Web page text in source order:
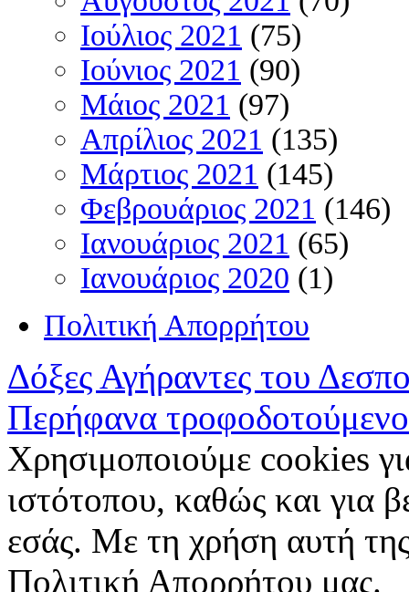
Ιούλιος 2021 (75)
Ιούνιος 2021 (90)
Μάιος 2021 (97)
Απρίλιος 2021 (135)
Μάρτιος 2021 (145)
Φεβρουάριος 2021 (146)
Ιανουάριος 2021 (65)
Ιανουάριος 2020 (1)
Πολιτική Απορρήτου
Δόξες Αγήραντες του
Περήφανα
Χρησιμοποιούμε cookies
ιστότοπου, καθώς και για
εσάς. Με τη χρήση αυτή
Πολιτική Απορρήτου μας.